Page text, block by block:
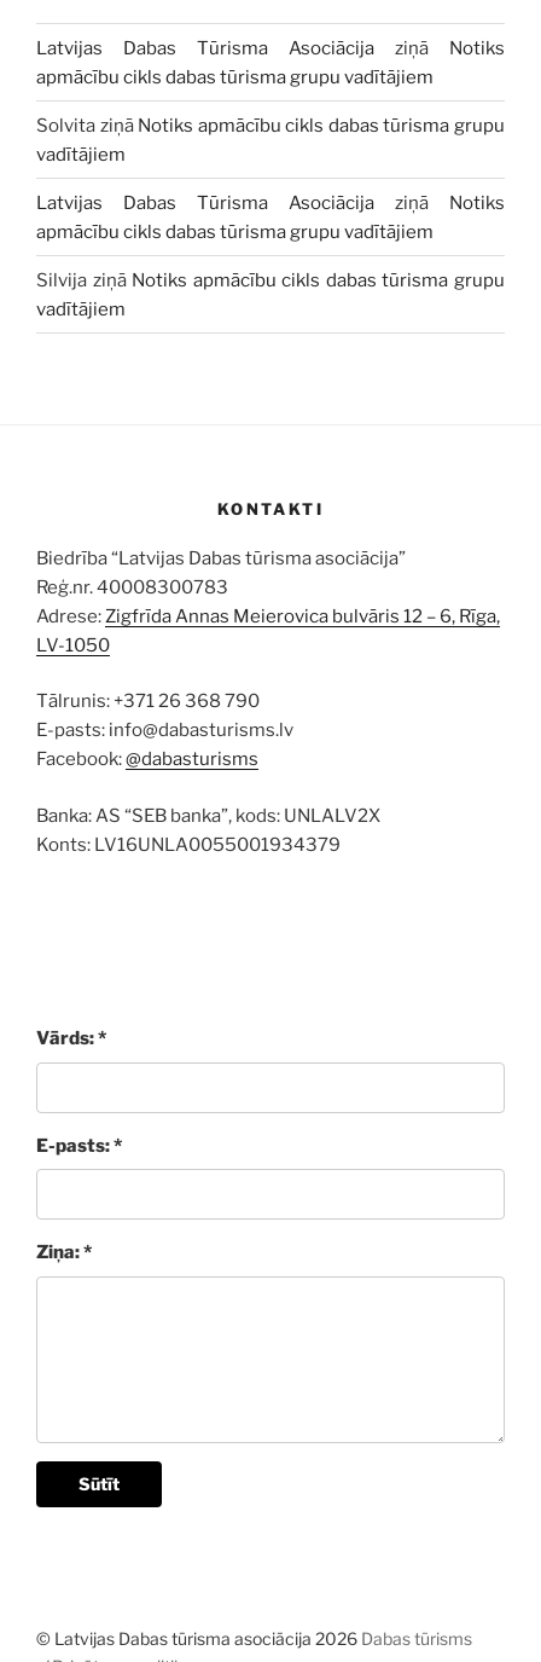
Latvijas Dabas Tūrisma Asociācija ziņā Notiks
apmācību cikls dabas tūrisma grupu vadītājiem
Solvita ziņā Notiks apmācību cikls dabas tūrisma grupu
vadītājiem
Latvijas Dabas Tūrisma Asociācija ziņā Notiks
apmācību cikls dabas tūrisma grupu vadītājiem
Silvija ziņā Notiks apmācību cikls dabas tūrisma grupu
vadītājiem
KONTAKTI
Biedrība “Latvijas Dabas tūrisma asociācija”
Reģ.nr. 40008300783
Adrese:Zigfrīda Annas Meierovica bulvāris 12 – 6, Rīga,
LV-1050
Tālrunis: +371 26 368 790
E-pasts: info@dabasturisms.lv
Facebook:@dabasturisms
Banka: AS “SEB banka”, kods: UNLALV2X
Konts: LV16UNLA0055001934379
Vārds: *
E-pasts: *
Ziņa: *
Sūtīt
© Latvijas Dabas tūrisma asociācija 2026 Dabas tūrisms